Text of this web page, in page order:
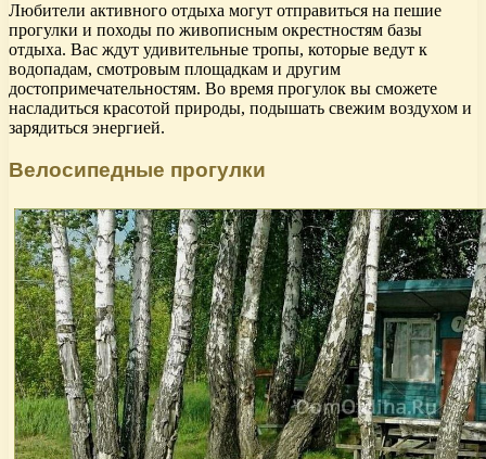
Любители активного отдыха могут отправиться на пешие
прогулки и походы по живописным окрестностям базы
отдыха. Вас ждут удивительные тропы, которые ведут к
водопадам, смотровым площадкам и другим
достопримечательностям. Во время прогулок вы сможете
насладиться красотой природы, подышать свежим воздухом и
зарядиться энергией.
Велосипедные прогулки